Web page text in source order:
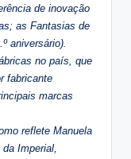
de inovação
as Fantasias de
aniversário).
no país, que
fabricante
marcas
reflete Manuela
Imperial,